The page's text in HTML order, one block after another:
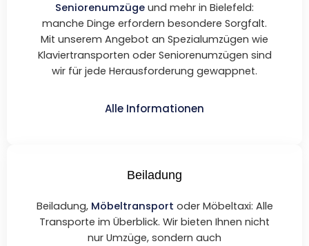
Seniorenumzüge und mehr in Bielefeld:
manche Dinge erfordern besondere Sorgfalt.
Mit unserem Angebot an Spezialumzügen wie
Klaviertransporten oder Seniorenumzügen sind
wir für jede Herausforderung gewappnet.
Alle Informationen
Beiladung
Beiladung, Möbeltransport oder Möbeltaxi: Alle
Transporte im Überblick. Wir bieten Ihnen nicht
nur Umzüge, sondern auch